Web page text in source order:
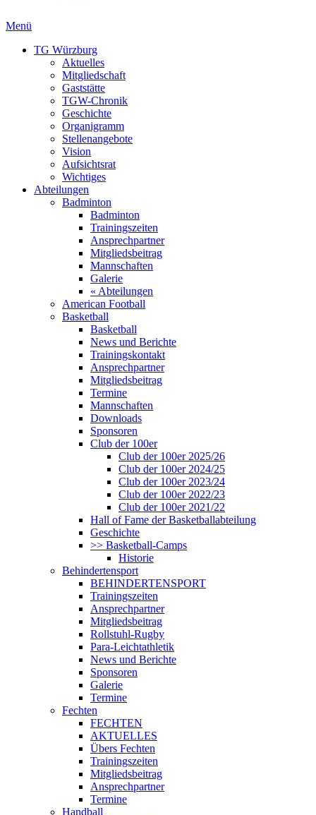
Menü
TG Würzburg
Aktuelles
Mitgliedschaft
Gaststätte
TGW-Chronik
Geschichte
Organigramm
Stellenangebote
Vision
Aufsichtsrat
Wichtiges
Abteilungen
Badminton
Badminton
Trainingszeiten
Ansprechpartner
Mitgliedsbeitrag
Mannschaften
Galerie
« Abteilungen
American Football
Basketball
Basketball
News und Berichte
Trainingskontakt
Ansprechpartner
Mitgliedsbeitrag
Termine
Mannschaften
Downloads
Sponsoren
Club der 100er
Club der 100er 2025/26
Club der 100er 2024/25
Club der 100er 2023/24
Club der 100er 2022/23
Club der 100er 2021/22
Hall of Fame der Basketballabteilung
Geschichte
>> Basketball-Camps
Historie
Behindertensport
BEHINDERTENSPORT
Trainingszeiten
Ansprechpartner
Mitgliedsbeitrag
Rollstuhl-Rugby
Para-Leichtathletik
News und Berichte
Sponsoren
Galerie
Termine
Fechten
FECHTEN
AKTUELLES
Übers Fechten
Trainingszeiten
Mitgliedsbeitrag
Ansprechpartner
Termine
Handball